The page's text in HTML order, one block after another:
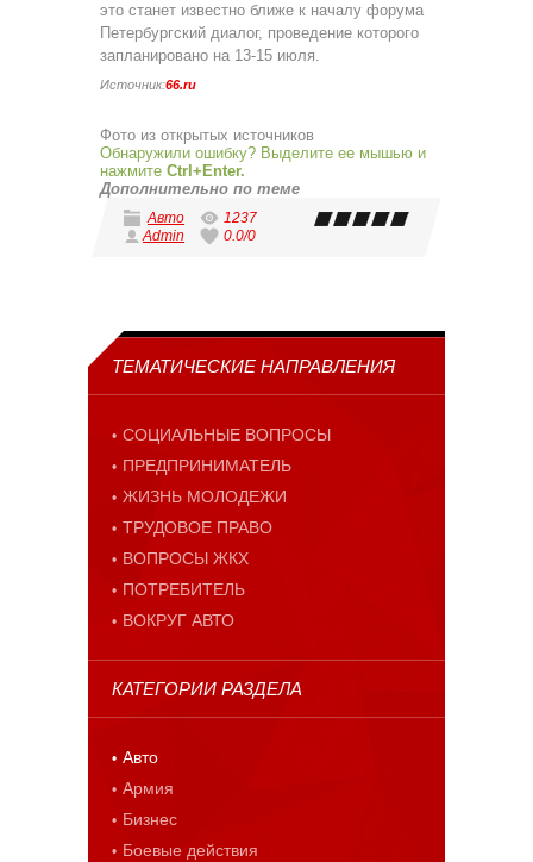
это станет известно ближе к началу форума
Петербургский диалог, проведение которого
запланировано на 13-15 июля.
Источник:66.ru
Фото из открытых источников
Обнаружили ошибку? Выделите ее мышью и
нажмите Ctrl+Enter.
Дополнительно по теме
Авто
1237
Admin
0.0/0
ТЕМАТИЧЕСКИЕ НАПРАВЛЕНИЯ
СОЦИАЛЬНЫЕ ВОПРОСЫ
ПРЕДПРИНИМАТЕЛЬ
ЖИЗНЬ МОЛОДЕЖИ
ТРУДОВОЕ ПРАВО
ВОПРОСЫ ЖКХ
ПОТРЕБИТЕЛЬ
ВОКРУГ АВТО
КАТЕГОРИИ РАЗДЕЛА
Авто
Армия
Бизнес
Боевые действия